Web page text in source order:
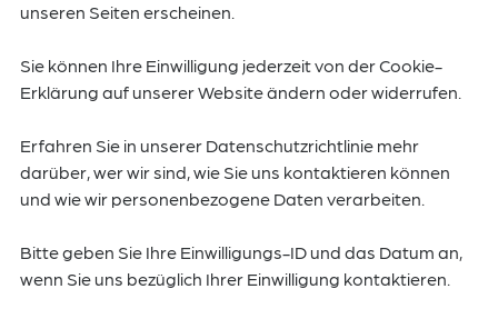
unseren Seiten erscheinen.
Sie können Ihre Einwilligung jederzeit von der Cookie-
Erklärung auf unserer Website ändern oder widerrufen.
Erfahren Sie in unserer Datenschutzrichtlinie mehr
darüber, wer wir sind, wie Sie uns kontaktieren können
und wie wir personenbezogene Daten verarbeiten.
Bitte geben Sie Ihre Einwilligungs-ID und das Datum an,
wenn Sie uns bezüglich Ihrer Einwilligung kontaktieren.